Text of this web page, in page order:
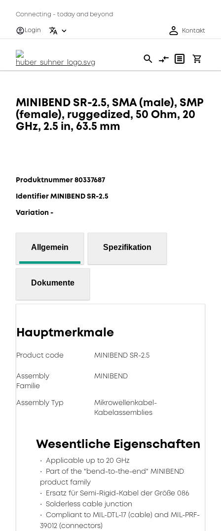
Connecting - today and beyond
Login
Kontakt
MINIBEND SR-2.5, SMA (male), SMP
(female), ruggedized, 50 Ohm, 20
GHz, 2.5 in, 63.5 mm
Produktnummer 80337687
Identifier MINIBEND SR-2.5
Variation -
Allgemein Spezifikation
Dokumente
Hauptmerkmale
Product code MINIBEND SR-2.5
Assembly
Familie
MINIBEND
Assembly Typ
Mikrowellenkabel-
Kabelassemblies
Wesentliche Eigenschaften
Applicable up to 20 GHz
Part of the "bend-to-the-end" MINIBEND
product family
Ersatz für Semi-Rigid-Kabel der Größe 086
Solderless cable junction
Compliant to MIL-DTL-17 (cable) and MIL-PRF-
39012 (connectors)